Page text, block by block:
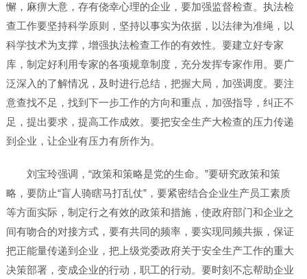
懈，麻痹大意，存有侥幸心理的企业，要加强监督检查。执法检
查工作要坚持科学原则，坚持以事实为依据，以法律为准绳，以
科学技术为支撑，增强执法检查工作的有效性。要建立好专家
库，制定好利用专家的各项规章制度，充分发挥专家作用。要广
泛深入的了解情况，及时进行总结，把握大局，加强调度。要注
意查找不足，找到下一步工作的方向和重点，加强指导，纠正不
足，提出要求，提高工作成效。要把安全生产大检查的压力传递
到企业，让企业有压力有所作为。
刘宝玲强调，“政策和策略是党的生命。”要研究政策和策
略，要防止“盲人骑瞎马打乱仗”，要紧密结合企业生产员工素质
等方面实际，制定行之有效的政策和措施，使政府部门和企业之
间有吻合的对接方式，要有共同的频率，要实现同频共振，保证
把正能量传递到企业，把上级党委政府关于安全生产工作的重大
决策部署，变成企业的行动，职工的行动。要时刻不忘帮助企业